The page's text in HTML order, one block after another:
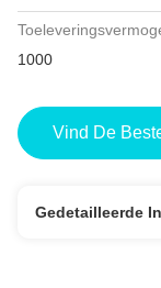
1000
Vind De
Gedetailleerde